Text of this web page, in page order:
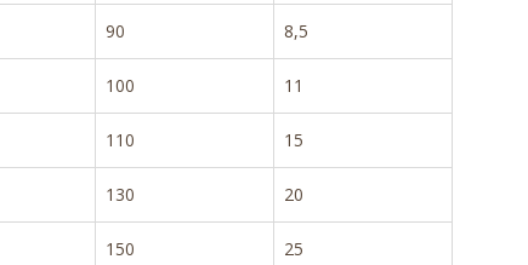
90 8,5
100 11
110 15
130 20
150 25